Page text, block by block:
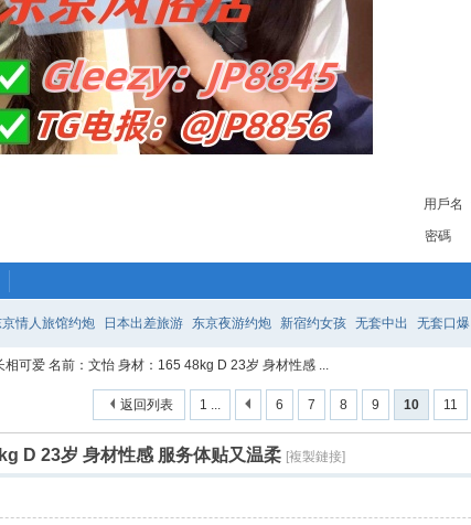
用戶名
密碼
京情人旅馆约炮 日本出差旅游 东京夜游约炮 新宿约女孩 无套中出 无套口爆
相可爱 名前：文怡 身材：165 48kg D 23岁 身材性感 ...
1 ... 6 7 8 9 10 11
返回列表
D 23岁 身材性感 服务体贴又温柔 [複製鏈接]